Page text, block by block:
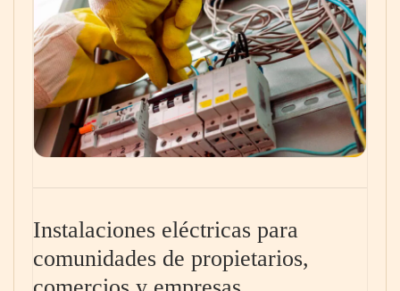
Instalaciones eléctricas para
comunidades de propietarios,